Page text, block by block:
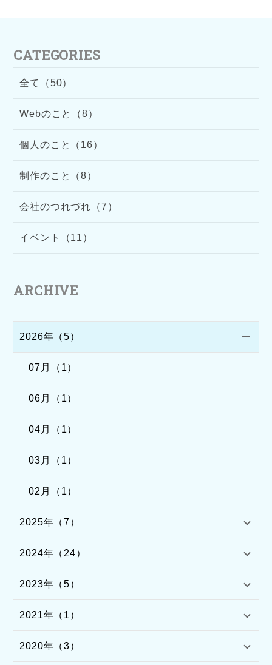
CATEGORIES
全て（50）
Webのこと（8）
個人のこと（16）
制作のこと（8）
会社のつれづれ（7）
イベント（11）
ARCHIVE
2026年（5）
07月（1）
06月（1）
04月（1）
03月（1）
02月（1）
2025年（7）
2024年（24）
2023年（5）
2021年（1）
2020年（3）